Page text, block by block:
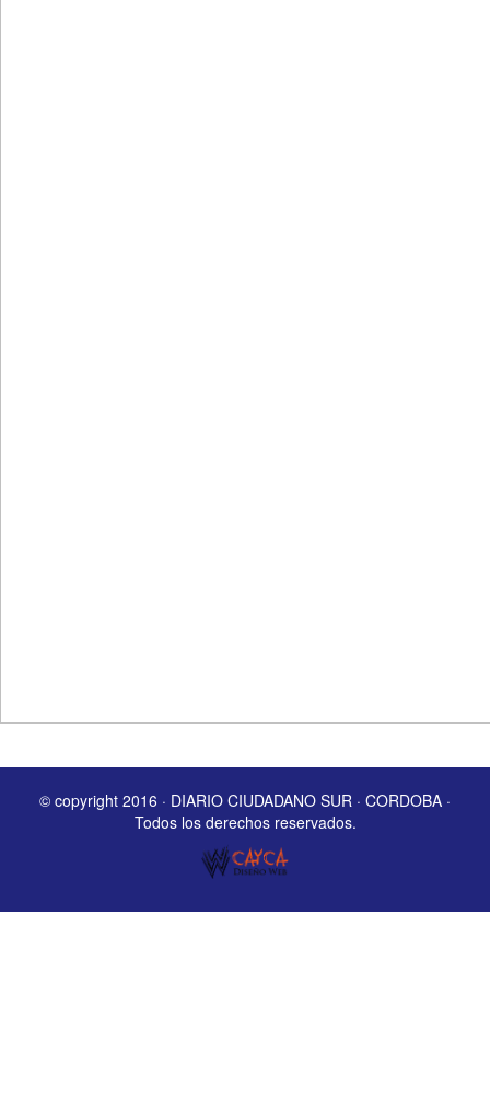
© copyright 2016 · DIARIO CIUDADANO SUR · CORDOBA ·
Todos los derechos reservados.